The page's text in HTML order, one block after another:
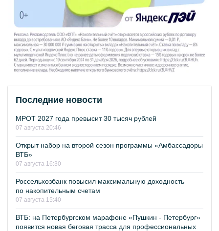
Последние новости
МРОТ 2027 года превысит 30 тысяч рублей
07 августа 20:46
Открыт набор на второй сезон программы «Амбассадоры
ВТБ»
07 августа 16:30
Россельхозбанк повысил максимальную доходность
по накопительным счетам
07 августа 15:40
ВТБ: на Петербургском марафоне «Пушкин - Петербург»
появится новая беговая трасса для профессиональных